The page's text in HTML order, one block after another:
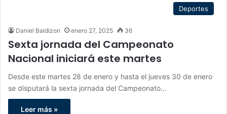
Deportes
Daniel Baldizon enero 27, 2025 36
Sexta jornada del Campeonato
Nacional iniciará este martes
Desde este martes 28 de enero y hasta el jueves 30 de enero
se disputará la sexta jornada del Campeonato…
Leer más »